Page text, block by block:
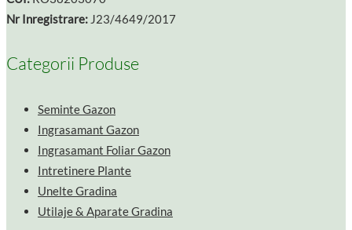
Nr Inregistrare: J23/4649/2017
Categorii Produse
Seminte Gazon
Ingrasamant Gazon
Ingrasamant Foliar Gazon
Intretinere Plante
Unelte Gradina
Utilaje & Aparate Gradina